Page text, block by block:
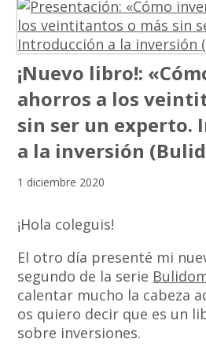
¡Nuevo libro!:
ahorros a los
sin ser un experto.
a la inversión
1 diciembre 2020
¡Hola coleguis!
El otro día presenté mi
segundo de la serie
calentar mucho la cabeza
os quiero decir que es un
sobre inversiones.